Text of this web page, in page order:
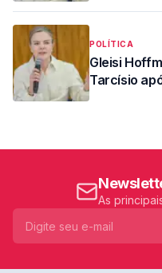
POLÍTICA
Gleisi
Tarcísio
As